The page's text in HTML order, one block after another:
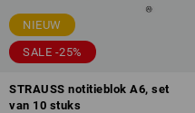
NIEUW
SALE -25%
STRAUSS notitieblok A6, set
van 10 stuks